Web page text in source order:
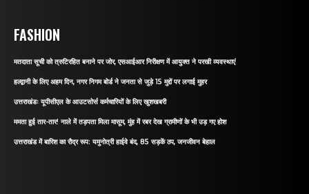
FASHION
मतदाता सूची को त्रुटिरहित बनाने पर जोर, एसआईआर निरीक्षण में आयुक्त ने परखी व्यवस्थाएं
हल्द्वानी के लिए अहम दिन, नगर निगम बोर्ड ने जनता से जुड़े 15 मुद्दों पर लगाई मुहर
उत्तराखंडः यूपीसीएल के आउटसोर्स कर्मचारियों के लिए खुशखबरी
ममता हुई तार-तार! नाले में तड़पता मिला मासूम, मुंह में रबर देख ग्रामीणों के भी उड़ गए होश
उत्तराखंड में बारिश का रौद्र रूप: यमुनोत्री हाईवे बंद, 85 सड़कें ठप, जनजीवन बेहाल